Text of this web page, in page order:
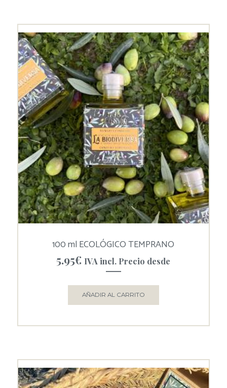
100 ml ECOLÓGICO TEMPRANO
5.95€ IVA incl. Precio desde
AÑADIR AL CARRITO